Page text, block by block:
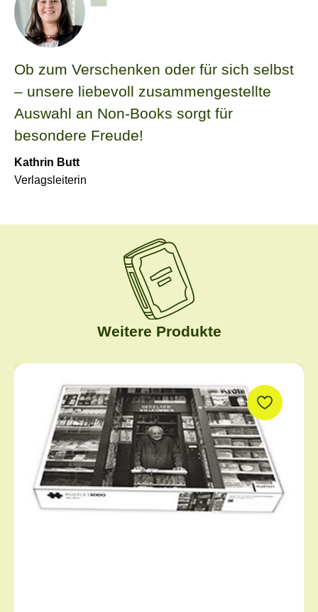
Ob zum Verschenken oder für sich selbst
– unsere liebevoll zusammengestellte
Auswahl an Non-Books sorgt für
besondere Freude!
Kathrin Butt
Verlagsleiterin
Weitere Produkte
Produktgalerie überspringen